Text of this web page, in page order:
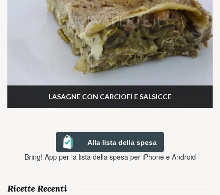
LASAGNE CON CARCIOFI E SALSICCE
Alla lista della spesa
Bring! App per la lista della spesa per iPhone e Android
Ricette Recenti